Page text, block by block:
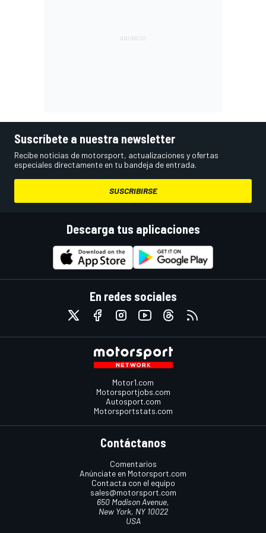
Suscríbete a nuestra newsletter
Recibe noticias de motorsport, actualizaciones y ofertas
especiales directamente en tu bandeja de entrada.
SUSCRIBIRSE
Descarga tus aplicaciones
En redes sociales
Motor1.com
Motorsportjobs.com
Autosport.com
Motorsportstats.com
Contáctanos
Comentarios
Anúnciate en Motorsport.com
Contacta con el equipo
sales@motorsport.com
650 Madison Avenue,
New York, NY 10022
USA